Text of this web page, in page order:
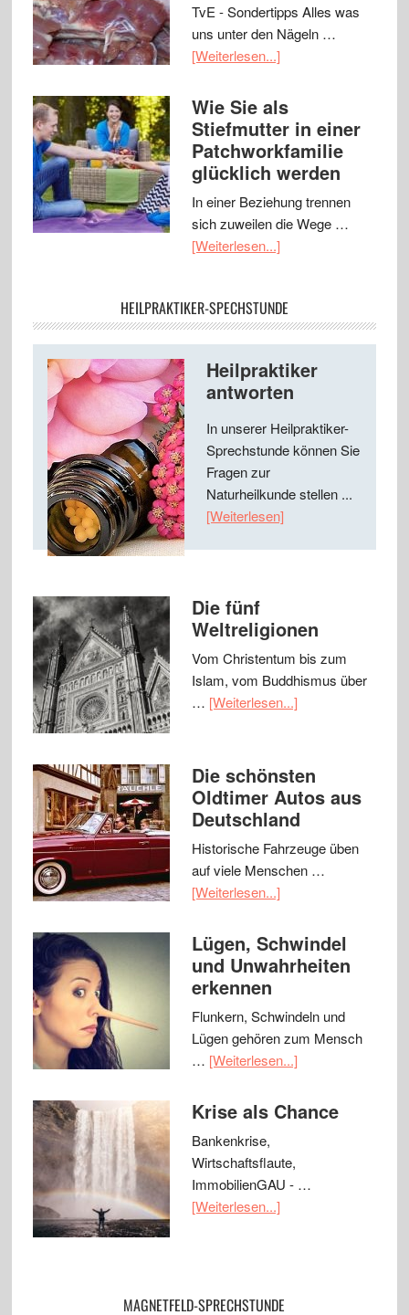
TvE - Sondertipps Alles was
uns unter den Nägeln …
[Weiterlesen...]
Wie Sie als
Stiefmutter in einer
Patchworkfamilie
glücklich werden
In einer Beziehung trennen
sich zuweilen die Wege …
[Weiterlesen...]
HEILPRAKTIKER-SPECHSTUNDE
Heilpraktiker
antworten
In unserer Heilpraktiker-
Sprechstunde können Sie
Fragen zur
Naturheilkunde stellen ...
[Weiterlesen]
Die fünf
Weltreligionen
Vom Christentum bis zum
Islam, vom Buddhismus über
… [Weiterlesen...]
Die schönsten
Oldtimer Autos aus
Deutschland
Historische Fahrzeuge üben
auf viele Menschen …
[Weiterlesen...]
Lügen, Schwindel
und Unwahrheiten
erkennen
Flunkern, Schwindeln und
Lügen gehören zum Mensch
… [Weiterlesen...]
Krise als Chance
Bankenkrise,
Wirtschaftsflaute,
ImmobilienGAU - …
[Weiterlesen...]
MAGNETFELD-SPRECHSTUNDE